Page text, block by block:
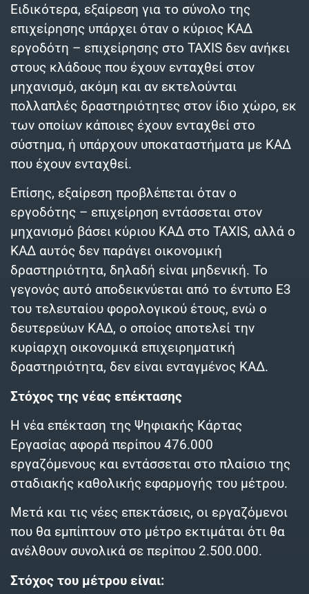
Ειδικότερα, εξαίρεση για το σύνολο της
επιχείρησης υπάρχει όταν ο κύριος ΚΑΔ
εργοδότη – επιχείρησης στο TAXIS δεν ανήκει
στους κλάδους που έχουν ενταχθεί στον
μηχανισμό, ακόμη και αν εκτελούνται
πολλαπλές δραστηριότητες στον ίδιο χώρο, εκ
των οποίων κάποιες έχουν ενταχθεί στο
σύστημα, ή υπάρχουν υποκαταστήματα με ΚΑΔ
που έχουν ενταχθεί.
Επίσης, εξαίρεση προβλέπεται όταν ο
εργοδότης – επιχείρηση εντάσσεται στον
μηχανισμό βάσει κύριου ΚΑΔ στο TAXIS, αλλά ο
ΚΑΔ αυτός δεν παράγει οικονομική
δραστηριότητα, δηλαδή είναι μηδενική. Το
γεγονός αυτό αποδεικνύεται από το έντυπο Ε3
του τελευταίου φορολογικού έτους, ενώ ο
δευτερεύων ΚΑΔ, ο οποίος αποτελεί την
κυρίαρχη οικονομικά επιχειρηματική
δραστηριότητα, δεν είναι ενταγμένος ΚΑΔ.
Στόχος της νέας επέκτασης
Η νέα επέκταση της Ψηφιακής Κάρτας
Εργασίας αφορά περίπου 476.000
εργαζόμενους και εντάσσεται στο πλαίσιο της
σταδιακής καθολικής εφαρμογής του μέτρου.
Μετά και τις νέες επεκτάσεις, οι εργαζόμενοι
που θα εμπίπτουν στο μέτρο εκτιμάται ότι θα
ανέλθουν συνολικά σε περίπου 2.500.000.
Στόχος του μέτρου είναι: